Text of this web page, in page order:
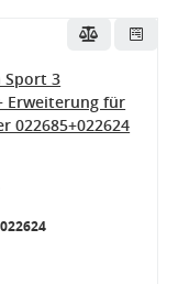
Sport 3
Erweiterung für
022685+022624